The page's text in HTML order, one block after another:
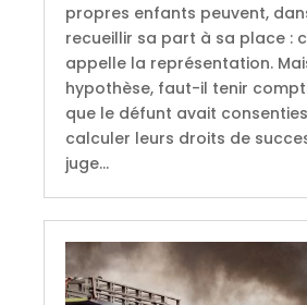
propres enfants peuvent,
recueillir sa part à sa place :
appelle la représentation.
hypothèse, faut-il tenir
que le défunt avait
calculer leurs droits de
juge…